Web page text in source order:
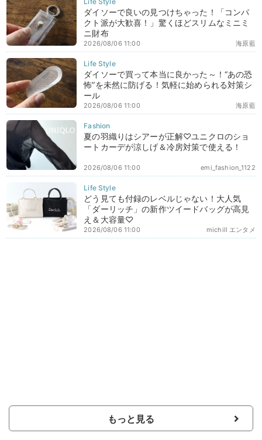
ダイソーで良いの見つけちゃった！「コンパ
クト派が大歓喜！」驚くほどスリムなミニミ
ニ財布
海原藍
2026/08/06 11:00
ダイソーで買って本当に良かった～！“あの恐
怖”を未然に防げる！気軽に始められる対策シ
ール
海原藍
2026/08/06 11:00
夏の羽織りはシアーが正解♡ユニクロのショ
ートカーデが涼しげ＆冷房対策で使える！
emi_fashion_1122
2026/08/06 11:00
どう見ても付録のレベルじゃない！大人気
「ダーリッチ」の新作ツイードバッグが高見
え＆大容量♡
michill エンタメ
2026/08/06 11:00
もっと見る